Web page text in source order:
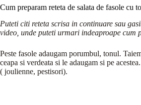
Cum preparam reteta de salata de fasole cu
Puteti citi reteta scrisa in continuare sau
video, unde puteti urmari indeaproape cum
Peste fasole adaugam porumbul, tonul.
ceapa si verdeata si le adaugam si pe
( joulienne, pestisori).